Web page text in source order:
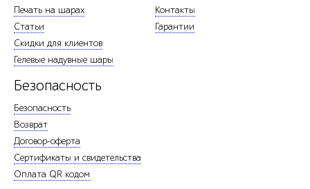
Печать на шарах
Статьи
Скидки для клиентов
Гелевые надувные шары
Контакты
Гарантии
Безопасность
Безопасность
Возврат
Договор-оферта
Сертификаты и свидетельства
Оплата QR кодом